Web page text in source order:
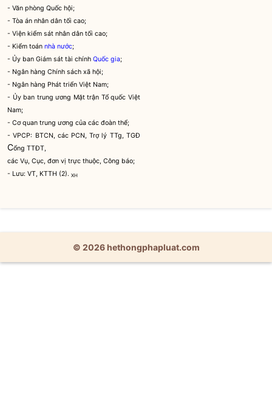
- Văn phòngQuốc hội;
- Tòa án nhân dân tối cao;
- Viện kiểm sát nhân dân tối cao;
- Kiểm toánnhà nước;
- Ủy ban Giám sát tài chínhQuốc gia;
- Ngân hàng Chính sách xã hội;
- Ngân hàng Phát triển Việt Nam;
- Ủy ban trung ương Mặt trận Tổ quốc Việt
Nam;
- Cơ quan trung ương của các đoàn thể;
- VPCP: BTCN, các PCN, Trợ lý TTg, TGĐ
Cổng TTĐT,
các Vụ, Cục, đơn vị trực thuộc, Công báo;
- Lưu: VT, KTTH (2).XH
© 2026 hethongphapluat.com